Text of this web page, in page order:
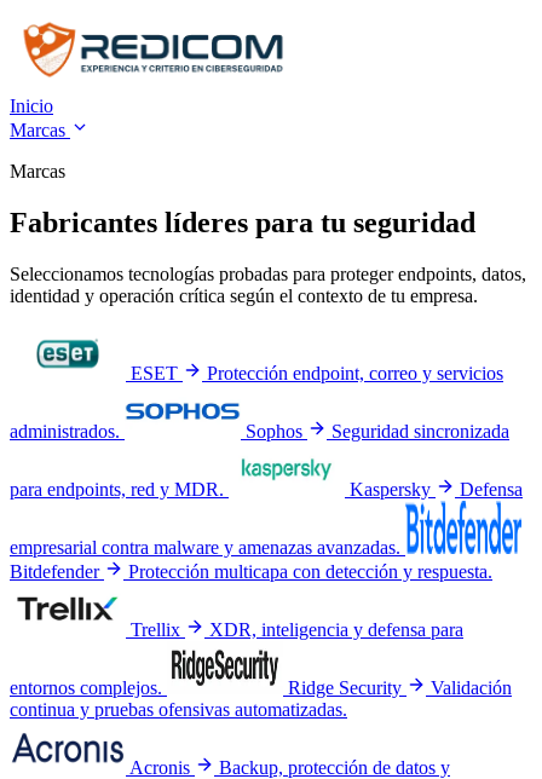
Inicio
Marcas
Marcas
Fabricantes líderes para tu seguridad
Seleccionamos tecnologías probadas para proteger endpoints, datos,
identidad y operación crítica según el contexto de tu empresa.
ESET Protección endpoint, correo y servicios
administrados. Sophos Seguridad sincronizada
para endpoints, red y MDR. Kaspersky Defensa
empresarial contra malware y amenazas avanzadas.
Bitdefender
Protección multicapa con detección y respuesta.
Trellix XDR, inteligencia y defensa para
entornos complejos. Ridge Security
Validación
continua y pruebas ofensivas automatizadas.
Acronis Backup, protección de datos y